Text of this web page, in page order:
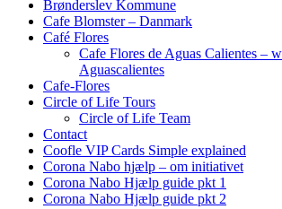
Brønderslev Kommune
Cafe Blomster – Danmark
Café Flores
Cafe Flores de Aguas Calientes –
Aguascalientes
Cafe-Flores
Circle of Life Tours
Circle of Life Team
Contact
Coofle VIP Cards Simple explained
Corona Nabo hjælp – om initiativet
Corona Nabo Hjælp guide pkt 1
Corona Nabo Hjælp guide pkt 2